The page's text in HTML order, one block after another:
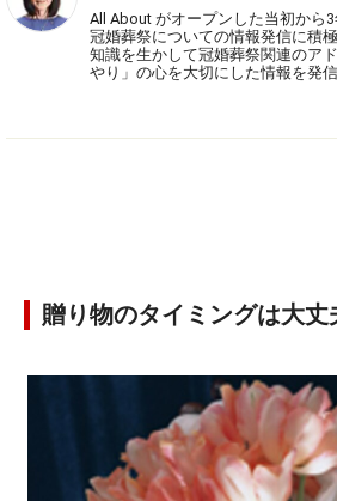
All About がオープンした当初から
冠婚葬祭についての情報発信に積
知識を生かして冠婚葬祭関連のア
やり」の心を大切にした情報を発
贈り物のタイミングは大丈